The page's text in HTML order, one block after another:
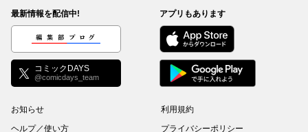
最新情報を配信中!
編集部ブログ
コミックDAYS
@comicdays_team
アプリもあります
お知らせ
ヘルプ／使い方
利用規約
プライバシーポリシー